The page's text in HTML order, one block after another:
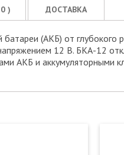
0 ) ДОСТАВКА
(АКБ) от глубокого
12 В. БКА-12
АКБ и аккумуляторными